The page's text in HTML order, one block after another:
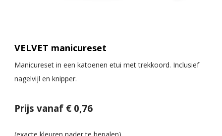
VELVET manicureset
Manicureset in een katoenen etui met trekkoord. Inclusief
nagelvijl en knipper.
Prijs vanaf € 0,76